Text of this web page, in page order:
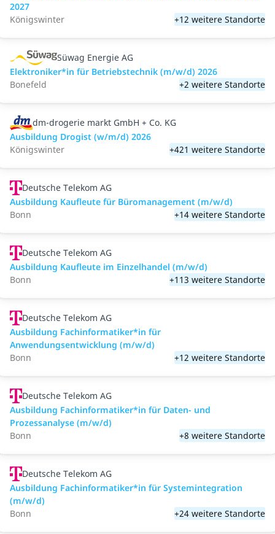
2027
Königswinter
+12 weitere Standorte
Süwag Energie AG
Elektroniker*in für Betriebstechnik (m/w/d) 2026
Bonefeld
+2 weitere Standorte
dm-drogerie markt GmbH + Co. KG
Ausbildung Drogist (w/m/d) 2026
Königswinter
+421 weitere Standorte
Deutsche Telekom AG
Ausbildung Kaufleute für Büromanagement (m/w/d)
Bonn
+14 weitere Standorte
Deutsche Telekom AG
Ausbildung Kaufleute im Einzelhandel (m/w/d)
Bonn
+113 weitere Standorte
Deutsche Telekom AG
Ausbildung Fachinformatiker*in für
Anwendungsentwicklung (m/w/d)
Bonn
+12 weitere Standorte
Deutsche Telekom AG
Ausbildung Fachinformatiker*in für Daten- und
Prozessanalyse (m/w/d)
Bonn
+8 weitere Standorte
Deutsche Telekom AG
Ausbildung Fachinformatiker*in für Systemintegration
(m/w/d)
Bonn
+24 weitere Standorte